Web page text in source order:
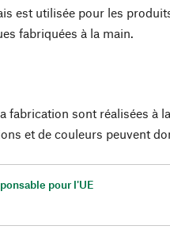
est utilisée pour les
fabriquées à la main.
fabrication sont réalisées à
et de couleurs peuvent
pour l'UE